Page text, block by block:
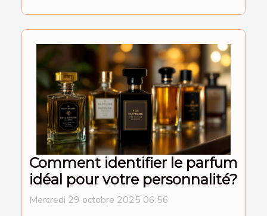
Comment identifier le parfum
idéal pour votre personnalité?
Mercredi 29 octobre 2025 06:56